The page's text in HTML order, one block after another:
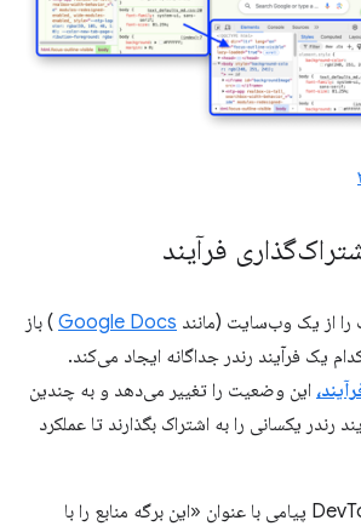
فرآیند
از یک وب‌سایت (مانند Google Docs ) باز
یک فرآیند رندر جداگانه ایجاد می‌کند.
این وضعیت را تغییر می‌دهد و به چندین
رندر یکسانی را به اشتراک بگذارند تا عملکرد
اگر هنگام باز بودن DevTools پیامی با عنوان «این برگه منابع را با